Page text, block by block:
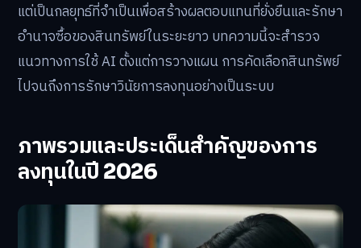
แต่เป็นกลยุทธ์ที่จำเป็นเพื่อสร้างผลตอบแทนที่ยั่งยืนและรักษา
อำนาจซื้อของสินทรัพย์ในระยะยาว บทความนี้จะสำรวจ
แนวทางการใช้ AI ตั้งแต่การวางแผน การคัดเลือกสินทรัพย์
ไปจนถึงการรักษาวินัยการลงทุนอย่างเป็นระบบ
ภาพรวมและประเด็นสำคัญของการ
ลงทุนในปี 2026